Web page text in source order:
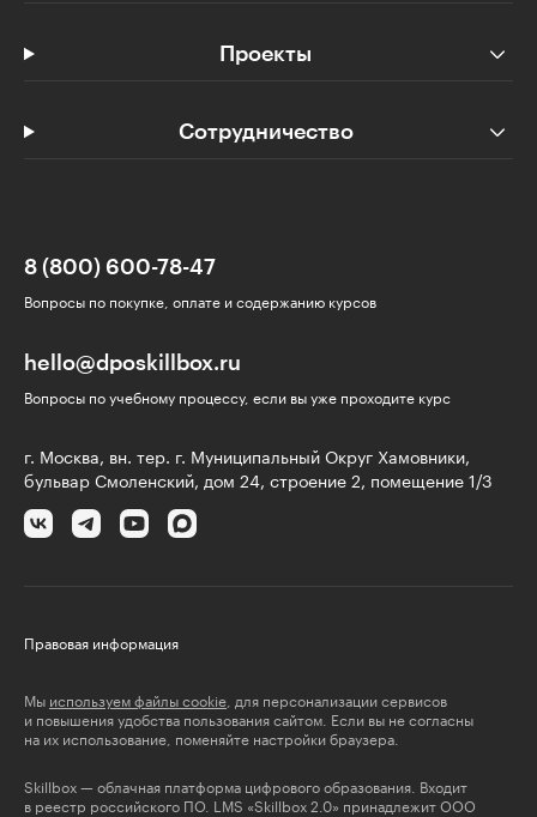
Проекты
Сотрудничество
8 (800) 600-78-47
Вопросы по покупке, оплате и содержанию курсов
hello@dposkillbox.ru
Вопросы по учебному процессу, если вы уже проходите курс
г. Москва, вн. тер. г. Муниципальный Округ Хамовники,
бульвар Смоленский, дом 24, строение 2, помещение 1/3
Правовая информация
Мы используем файлы cookie , для персонализации сервисов
и повышения удобства пользования сайтом. Если вы не согласны
на их использование, поменяйте настройки браузера.
Skillbox — облачная платформа цифрового образования. Входит
в реестр российского ПО. LMS «Skillbox 2.0» принадлежит ООО